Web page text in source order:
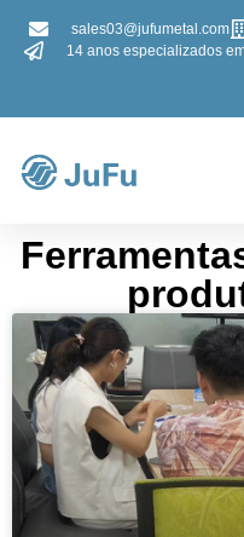
sales03@jufumetal.com
14 anos especializados